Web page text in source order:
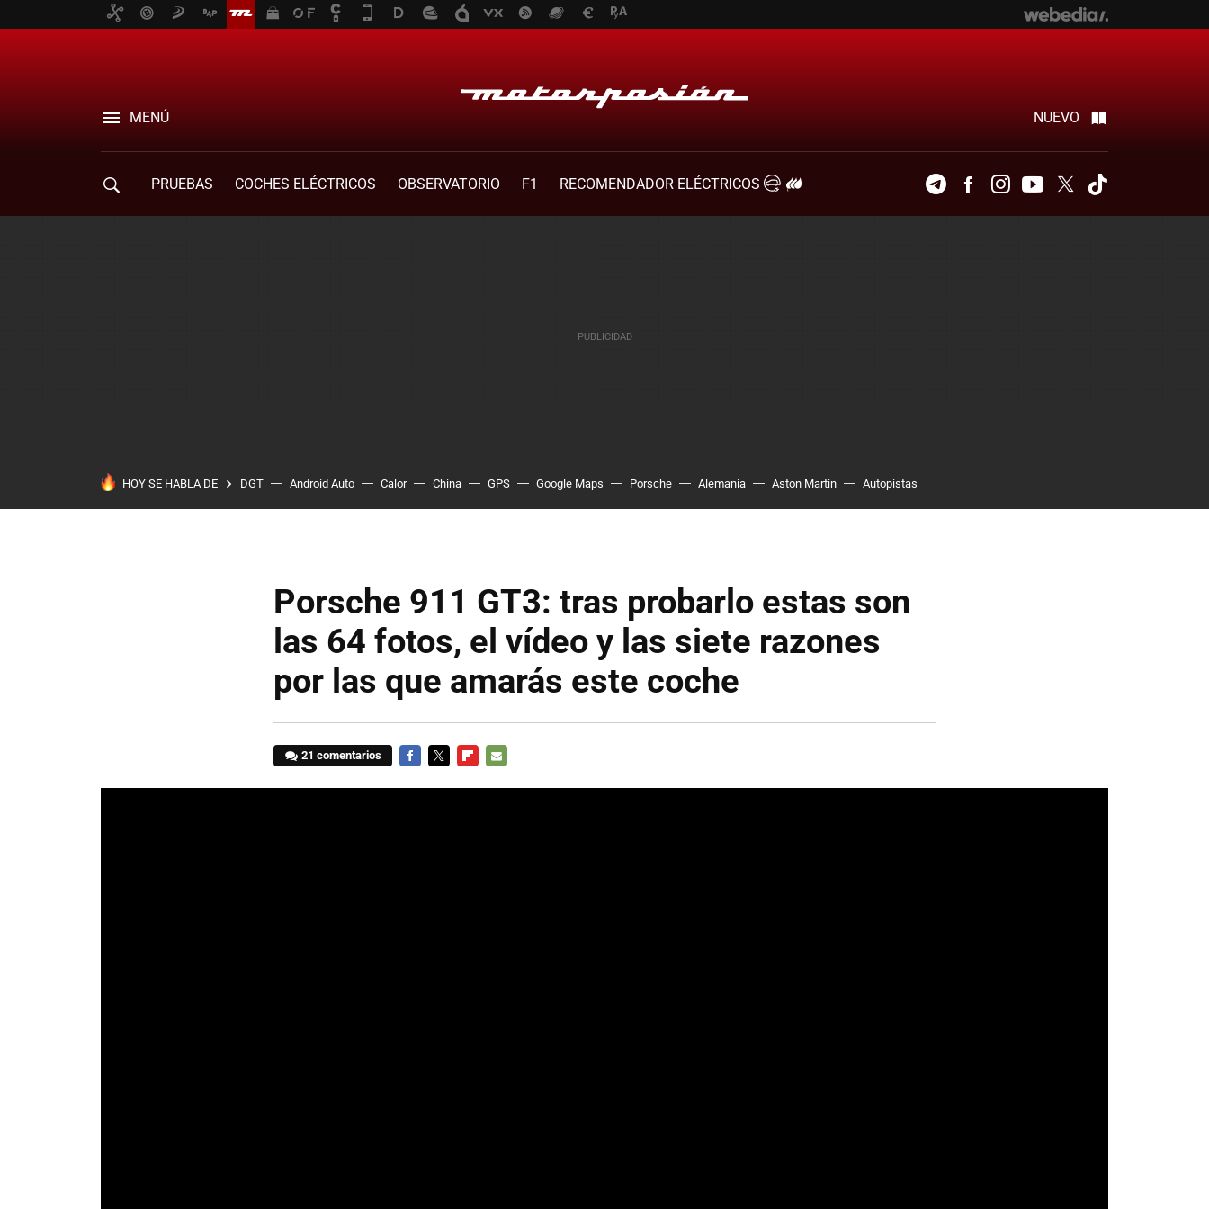
MENÚ NUEVO
PRUEBAS COCHES ELÉCTRICOS OBSERVATORIO F1
RECOMENDADOR ELÉCTRICOS
TelegramFacebookInstagramYoutubeTwitter
HOY SE HABLA DE DGT Android Auto Calor China GPS Google Maps Porsche Alemania Aston Martin Autopistas
Porsche 911 GT3: tras probarlo estas son
las 64 fotos, el vídeo y las siete razones
por las que amarás este coche
21 comentarios